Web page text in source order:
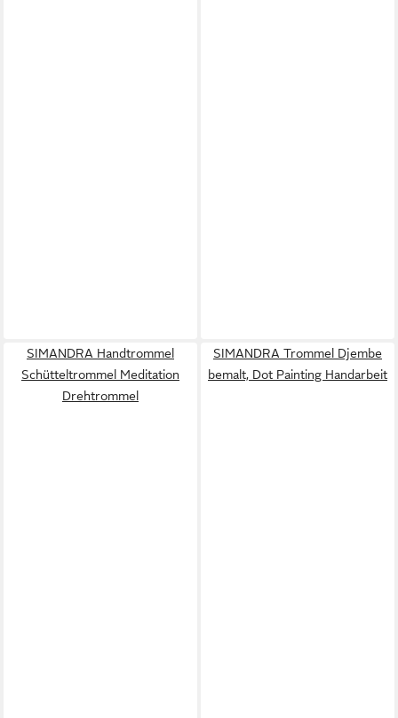
SIMANDRA Handtrommel
Schütteltrommel Meditation
Drehtrommel
SIMANDRA Trommel Djembe
bemalt, Dot Painting Handarbeit